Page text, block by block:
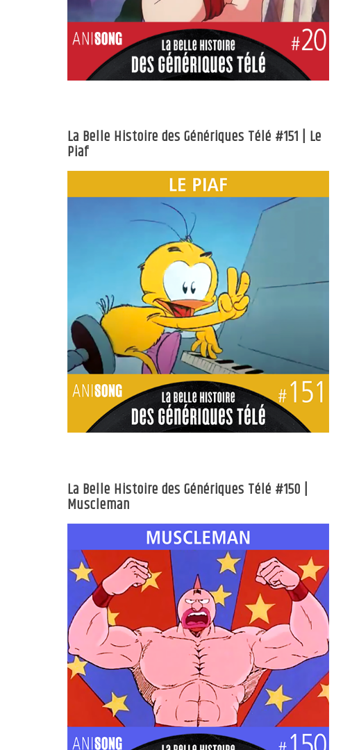
La Belle Histoire des Génériques Télé #151 | Le
Piaf
La Belle Histoire des Génériques Télé #150 |
Muscleman